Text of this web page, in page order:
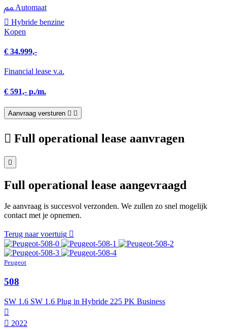
Automaat
Hybride benzine
Kopen
€ 34.999,-
Financial lease v.a.
€ 591,- p./m.
Aanvraag versturen
Full operational lease aanvragen
Full operational lease aangevraagd
Je aanvraag is succesvol verzonden. We zullen zo snel mogelijk
contact met je opnemen.
Terug naar voertuig
Peugeot
508
SW 1.6 SW 1.6 Plug in Hybride 225 PK Business
2022